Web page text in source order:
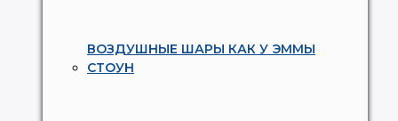
ВОЗДУШНЫЕ ШАРЫ КАК У ЭММЫ
СТОУН